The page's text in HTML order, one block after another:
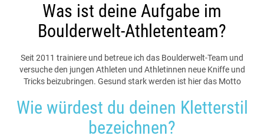
Was ist deine Aufgabe im
Boulderwelt-Athletenteam?
Seit 2011 trainiere und betreue ich das Boulderwelt-Team und
versuche den jungen Athleten und Athletinnen neue Kniffe und
Tricks beizubringen. Gesund stark werden ist hier das Motto
Wie würdest du deinen Kletterstil
bezeichnen?